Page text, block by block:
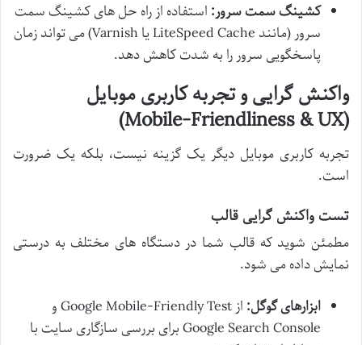
کشینگ سمت سرور: استفاده از راه حل های کشینگ سمت
سرور (مانند LiteSpeed Cache یا Varnish) می تواند زمان
پاسخگویی سرور را به شدت کاهش دهد.
واکنش گرایی و تجربه کاربری موبایل
(Mobile-Friendliness & UX)
تجربه کاربری موبایل دیگر یک گزینه نیست، بلکه یک ضرورت
است.
تست واکنش گرایی قالب
مطمئن شوید که قالب شما در دستگاه های مختلف به درستی
نمایش داده می شود.
ابزارهای گوگل:
از Google Mobile-Friendly Test و
Google Search Console برای بررسی سازگاری سایت با